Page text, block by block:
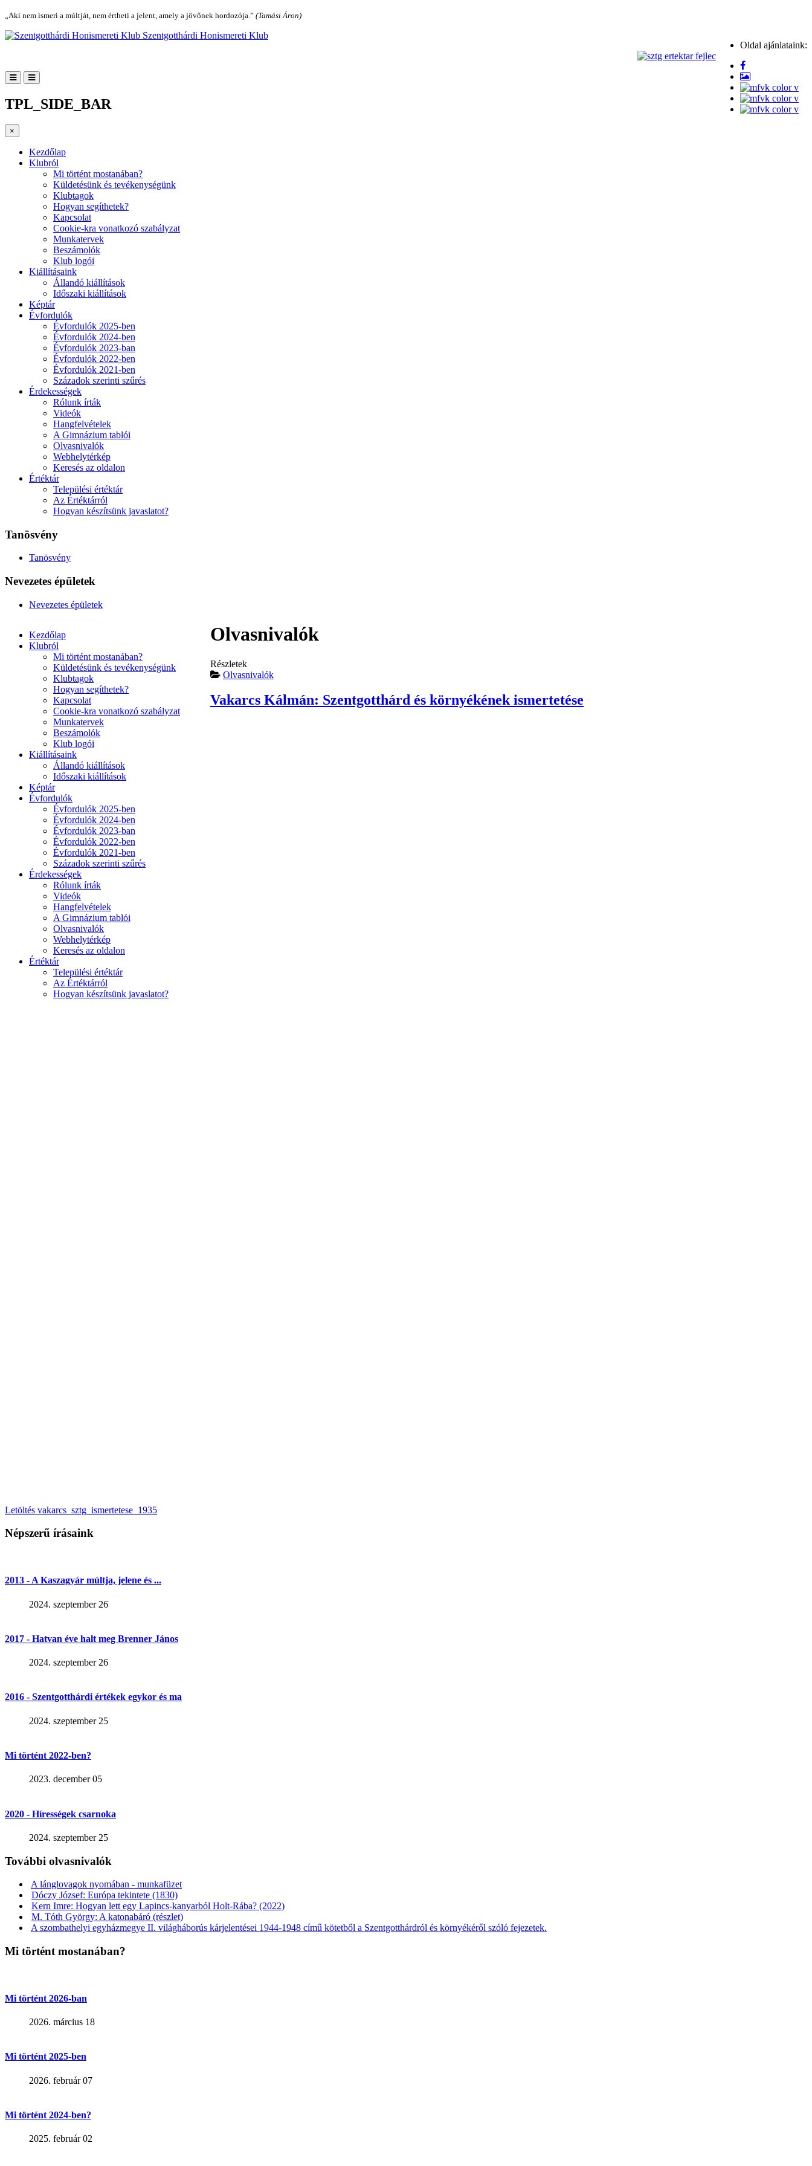
„Aki nem ismeri a múltját, nem értheti a jelent, amely a jövőnek hordozója.” (Tamási Áron)
Oldal ajánlataink:
Szentgotthárdi Honismereti Klub
TPL_SIDE_BAR
×
Kezdőlap
Klubról
Mi történt mostanában?
Küldetésünk és tevékenységünk
Klubtagok
Hogyan segíthetek?
Kapcsolat
Cookie-kra vonatkozó szabályzat
Munkatervek
Beszámolók
Klub logói
Kiállításaink
Állandó kiállítások
Időszaki kiállítások
Képtár
Évfordulók
Évfordulók 2025-ben
Évfordulók 2024-ben
Évfordulók 2023-ban
Évfordulók 2022-ben
Évfordulók 2021-ben
Századok szerinti szűrés
Érdekességek
Rólunk írták
Videók
Hangfelvételek
A Gimnázium tablói
Olvasnivalók
Webhelytérkép
Keresés az oldalon
Értéktár
Települési értéktár
Az Értéktárról
Hogyan készítsünk javaslatot?
Tanösvény
Tanösvény
Nevezetes épületek
Nevezetes épületek
Kezdőlap
Klubról
Mi történt mostanában?
Küldetésünk és tevékenységünk
Klubtagok
Hogyan segíthetek?
Kapcsolat
Cookie-kra vonatkozó szabályzat
Munkatervek
Beszámolók
Klub logói
Kiállításaink
Állandó kiállítások
Időszaki kiállítások
Képtár
Évfordulók
Évfordulók 2025-ben
Évfordulók 2024-ben
Évfordulók 2023-ban
Évfordulók 2022-ben
Évfordulók 2021-ben
Századok szerinti szűrés
Érdekességek
Rólunk írták
Videók
Hangfelvételek
A Gimnázium tablói
Olvasnivalók
Webhelytérkép
Keresés az oldalon
Értéktár
Települési értéktár
Az Értéktárról
Hogyan készítsünk javaslatot?
Olvasnivalók
Részletek
Olvasnivalók
Vakarcs Kálmán: Szentgotthárd és környékének ismertetése
Letöltés vakarcs_sztg_ismertetese_1935
Népszerű írásaink
2013 - A Kaszagyár múltja, jelene és ...
2024. szeptember 26
2017 - Hatvan éve halt meg Brenner János
2024. szeptember 26
2016 - Szentgotthárdi értékek egykor és ma
2024. szeptember 25
Mi történt 2022-ben?
2023. december 05
2020 - Hírességek csarnoka
2024. szeptember 25
További olvasnivalók
A lánglovagok nyomában - munkafüzet
Dóczy József: Európa tekintete (1830)
Kern Imre: Hogyan lett egy Lapincs-kanyarból Holt-Rába? (2022)
M. Tóth György: A katonabáró (részlet)
A szombathelyi egyházmegye II. világháborús kárjelentései 1944-1948 című kötetből a Szentgotthárdról és környékéről szóló fejezetek.
Mi történt mostanában?
Mi történt 2026-ban
2026. március 18
Mi történt 2025-ben
2026. február 07
Mi történt 2024-ben?
2025. február 02